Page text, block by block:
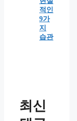
적인
9가
지
습관
최신